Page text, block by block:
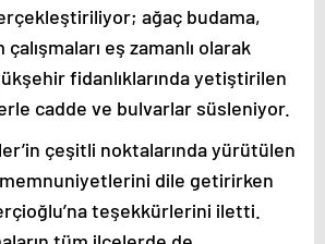
ağaç budama,
eş zamanlı olarak
fidanlıklarında yetiştirilen
cadde ve bulvarlar süsleniyor.
çeşitli noktalarında yürütülen
dile getirirken
teşekkürlerini iletti.